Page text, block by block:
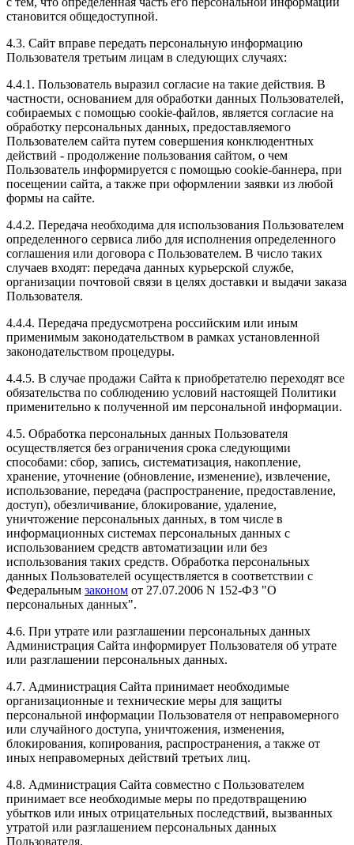
становится общедоступной.
4.3. Сайт вправе передать персональную информацию
Пользователя третьим лицам в следующих случаях:
4.4.1. Пользователь выразил согласие на такие действия. В
частности, основанием для обработки данных Пользователей,
собираемых с помощью cookie-файлов, является согласие на
обработку персональных данных, предоставляемого
Пользователем сайта путем совершения конклюдентных
действий - продолжение пользования сайтом, о чем
Пользователь информируется с помощью cookie-баннера, при
посещении сайта, а также при оформлении заявки из любой
формы на сайте.
4.4.2. Передача необходима для использования Пользователем
определенного сервиса либо для исполнения определенного
соглашения или договора с Пользователем. В число таких
случаев входят: передача данных курьерской службе,
организации почтовой связи в целях доставки и выдачи заказа
Пользователя.
4.4.4. Передача предусмотрена российским или иным
применимым законодательством в рамках установленной
законодательством процедуры.
4.4.5. В случае продажи Сайта к приобретателю переходят все
обязательства по соблюдению условий настоящей Политики
применительно к полученной им персональной информации.
4.5. Обработка персональных данных Пользователя
осуществляется без ограничения срока следующими
способами: сбор, запись, систематизация, накопление,
хранение, уточнение (обновление, изменение), извлечение,
использование, передача (распространение, предоставление,
доступ), обезличивание, блокирование, удаление,
уничтожение персональных данных, в том числе в
информационных системах персональных данных с
использованием средств автоматизации или без
использования таких средств. Обработка персональных
данных Пользователей осуществляется в соответствии с
Федеральным законом от 27.07.2006 N 152-ФЗ "О
персональных данных".
4.6. При утрате или разглашении персональных данных
Администрация Сайта информирует Пользователя об утрате
или разглашении персональных данных.
4.7. Администрация Сайта принимает необходимые
организационные и технические меры для защиты
персональной информации Пользователя от неправомерного
или случайного доступа, уничтожения, изменения,
блокирования, копирования, распространения, а также от
иных неправомерных действий третьих лиц.
4.8. Администрация Сайта совместно с Пользователем
принимает все необходимые меры по предотвращению
убытков или иных отрицательных последствий, вызванных
утратой или разглашением персональных данных
Пользователя.